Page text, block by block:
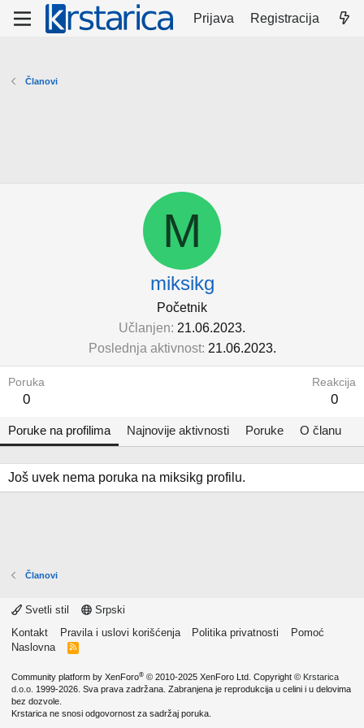
Prijava Registracija
Članovi
M
miksikg
Početnik
Učlanjen 21.06.2023.
Poslednja aktivnost 21.06.2023.
Poruka
0
Reakcija
0
Poruke na profilima Najnovije aktivnosti Poruke O članu
Još uvek nema poruka na miksikg profilu.
Članovi
Svetli stil
Srpski
Kontakt
Pravila i uslovi korišćenja Politika privatnosti
Pomoć
Naslovna
R
Community platform by XenForo® © 2010-2025 XenForo Ltd. Copyright © Krstarica
d.o.o. 1999-2026. Sva prava zadržana. Zabranjena je reprodukcija u celini i u delovima
bez dozvole.
Krstarica ne snosi odgovornost za sadržaj poruka.